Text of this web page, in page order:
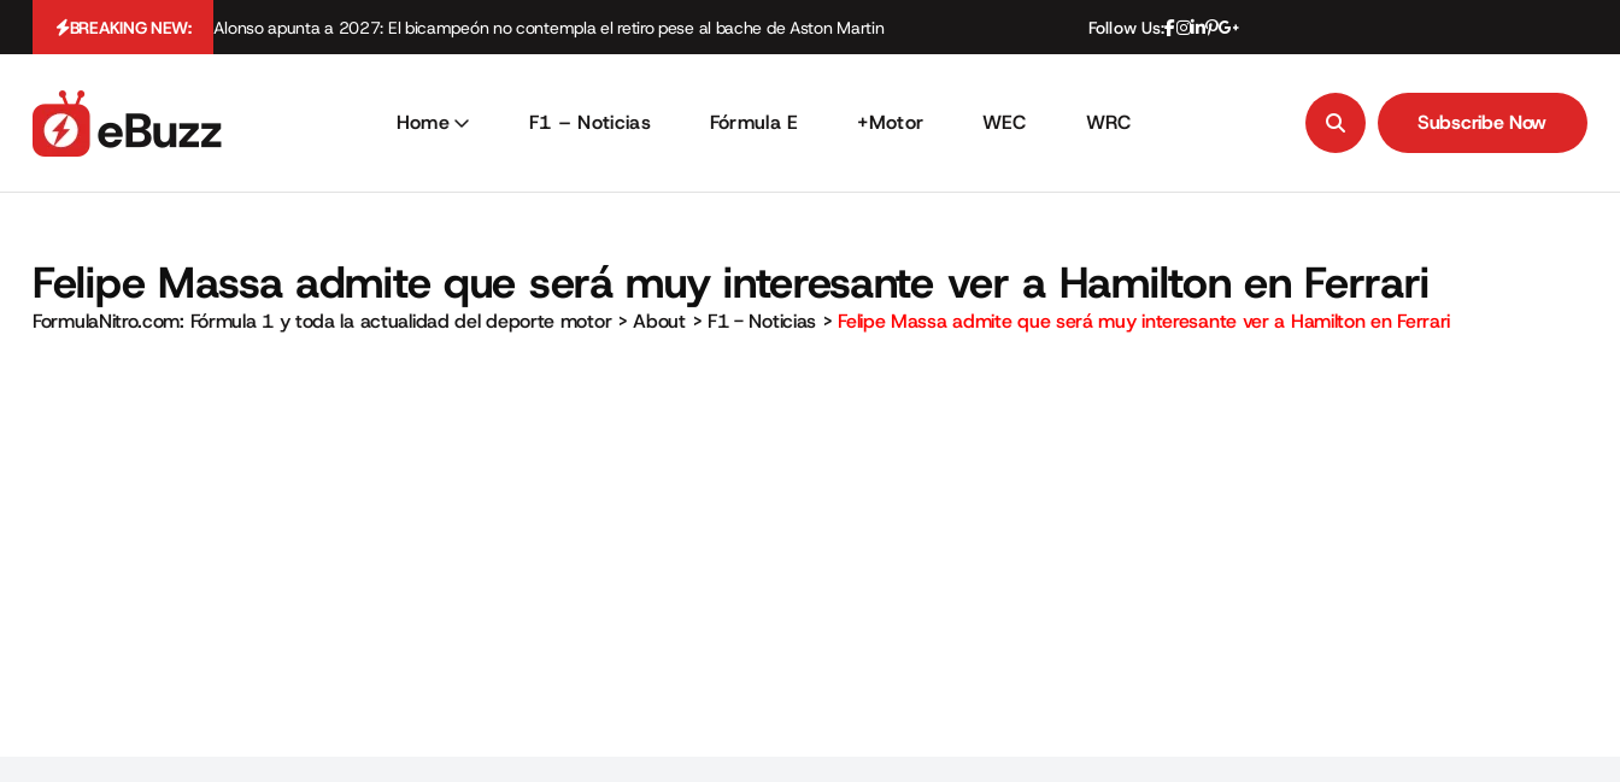
BREAKING NEW: Alonso apunta a 2027: El bicampeón no contempla el retiro pese al bache de Aston Martin Follow Us:
Home F1 – Noticias Fórmula E +Motor WEC WRC Subscribe Now
Felipe Massa admite que será muy interesante ver a Hamilton en Ferrari
FormulaNitro.com: Fórmula 1 y toda la actualidad del deporte motor>About> F1 - Noticias > Felipe Massa admite que será muy interesante ver a Hamilton en Ferrari